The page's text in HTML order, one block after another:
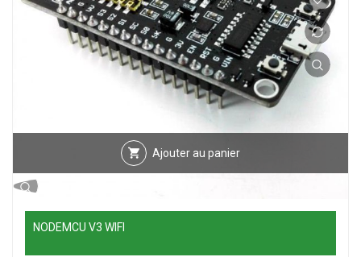
Ajouter au panier
NODEMCU V3 WIFI